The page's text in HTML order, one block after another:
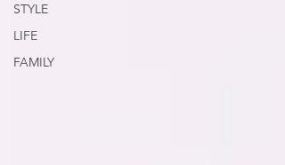
STYLE
LIFE
FAMILY